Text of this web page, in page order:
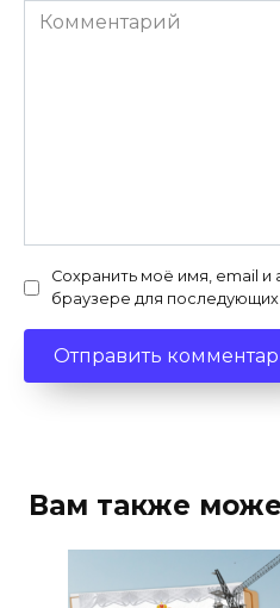
Комментарий
Сохранить моё имя, email и
браузере для
Вам также